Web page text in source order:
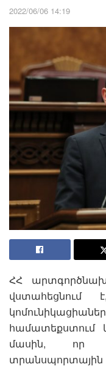
2022/06/06 14:19
ՀՀ
վստահեցնում
համատեքստում
մասին, որ